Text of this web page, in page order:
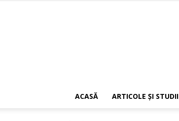
ACASĂ ARTICOLE ŞI STUDII